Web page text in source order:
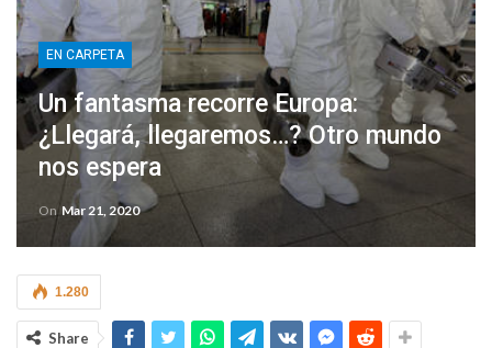
EN CARPETA
Un fantasma recorre Europa:
¿Llegará, llegaremos…? Otro mundo
nos espera
On Mar 21, 2020
1.280
Share